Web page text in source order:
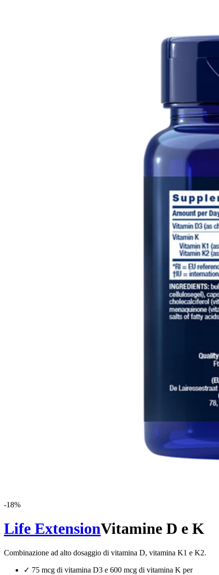
-18%
Life ExtensionVitamine D e K
Combinazione ad alto dosaggio di vitamina D, vitamina K1 e K2.
✓ 75 mcg di vitamina D3 e 600 mcg di vitamina K per